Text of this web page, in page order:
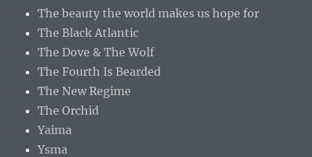
The beauty the world makes us hope for
The Black Atlantic
The Dove & The Wolf
The Fourth Is Bearded
The New Regime
The Orchid
Yaima
Ysma